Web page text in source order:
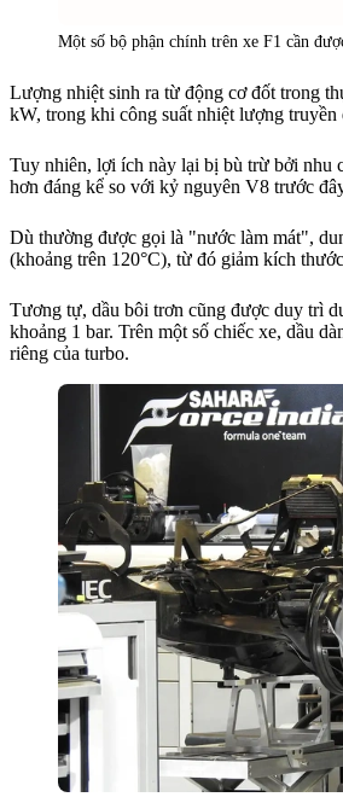
Một số bộ phận chính trên xe F1 cần
Lượng nhiệt sinh ra từ động cơ đốt trong
kW, trong khi công suất nhiệt lượng
Tuy nhiên, lợi ích này lại bị bù trừ bởi nhu
hơn đáng kể so với kỷ nguyên V8 trước
Dù thường được gọi là "nước làm mát",
(khoảng trên 120°C), từ đó giảm kích
Tương tự, dầu bôi trơn cũng được duy trì
khoảng 1 bar. Trên một số chiếc xe, dầu
riêng của turbo.